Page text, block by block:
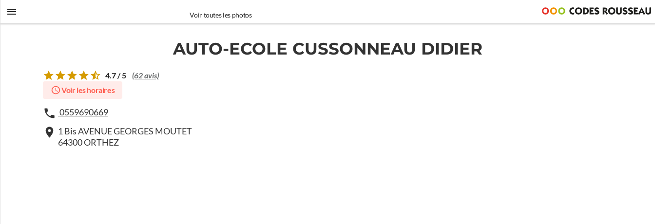
Voir toutes les photos
AUTO-ECOLE CUSSONNEAU DIDIER
4.7 / 5 (62 avis)
Voir les horaires
0559690669
1 Bis AVENUE GEORGES MOUTET
64300 ORTHEZ